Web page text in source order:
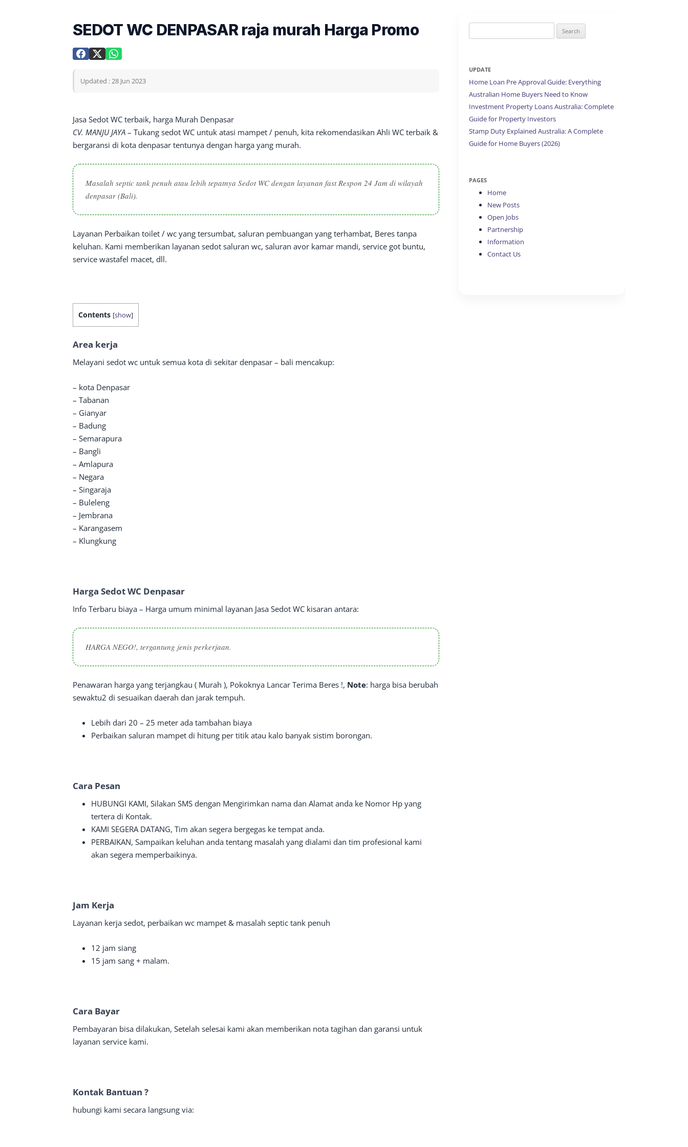
SEDOT WC DENPASAR raja murah Harga Promo
Updated : 28 Jun 2023
Jasa Sedot WC terbaik, harga Murah Denpasar
CV. MANJU JAYA – Tukang sedot WC untuk atasi mampet / penuh, kita rekomendasikan Ahli WC terbaik &
bergaransi di kota denpasar tentunya dengan harga yang murah.
Masalah septic tank penuh atau lebih tepatnya Sedot WC dengan layanan fast Respon 24 Jam di wilayah
denpasar (Bali).
Layanan Perbaikan toilet / wc yang tersumbat, saluran pembuangan yang terhambat, Beres tanpa
keluhan. Kami memberikan layanan sedot saluran wc, saluran avor kamar mandi, service got buntu,
service wastafel macet, dll.
Contents [show]
Area kerja
Melayani sedot wc untuk semua kota di sekitar denpasar – bali mencakup:
– kota Denpasar
– Tabanan
– Gianyar
– Badung
– Semarapura
– Bangli
– Amlapura
– Negara
– Singaraja
– Buleleng
– Jembrana
– Karangasem
– Klungkung
Harga Sedot WC Denpasar
Info Terbaru biaya – Harga umum minimal layanan Jasa Sedot WC kisaran antara:
HARGA NEGO!, tergantung jenis perkerjaan.
Penawaran harga yang terjangkau ( Murah ), Pokoknya Lancar Terima Beres !, Note: harga bisa berubah
sewaktu2 di sesuaikan daerah dan jarak tempuh.
Lebih dari 20 – 25 meter ada tambahan biaya
Perbaikan saluran mampet di hitung per titik atau kalo banyak sistim borongan.
Cara Pesan
HUBUNGI KAMI, Silakan SMS dengan Mengirimkan nama dan Alamat anda ke Nomor Hp yang
tertera di Kontak.
KAMI SEGERA DATANG, Tim akan segera bergegas ke tempat anda.
PERBAIKAN, Sampaikan keluhan anda tentang masalah yang dialami dan tim profesional kami
akan segera memperbaikinya.
Jam Kerja
Layanan kerja sedot, perbaikan wc mampet & masalah septic tank penuh
12 jam siang
15 jam sang + malam.
Cara Bayar
Pembayaran bisa dilakukan, Setelah selesai kami akan memberikan nota tagihan dan garansi untuk
layanan service kami.
Kontak Bantuan ?
hubungi kami secara langsung via:
for:
UPDATE
Home Loan Pre Approval Guide: Everything
Australian Home Buyers Need to Know
Investment Property Loans Australia: Complete
Guide for Property Investors
Stamp Duty Explained Australia: A Complete
Guide for Home Buyers (2026)
PAGES
Home
New Posts
Open Jobs
Partnership
Information
Contact Us